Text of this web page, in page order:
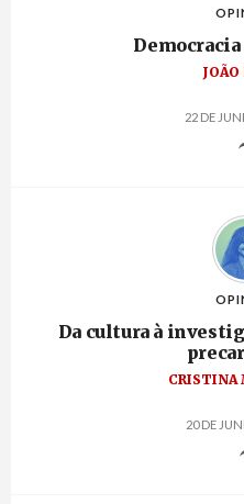
JOÃO
22 DE
Da cultura à
CRISTINA
20 DE